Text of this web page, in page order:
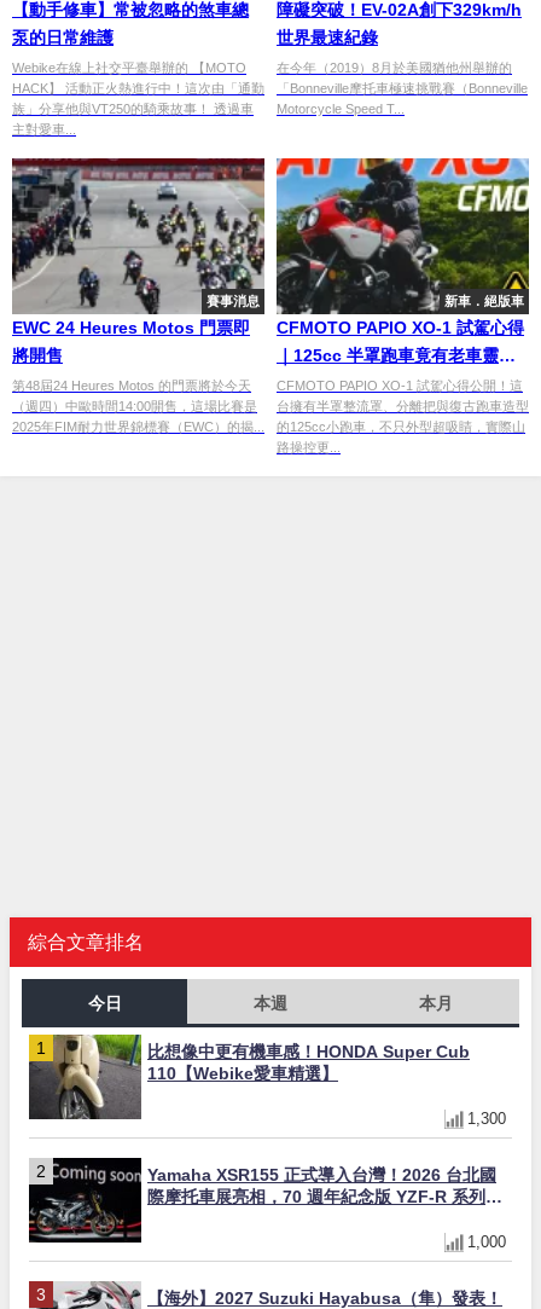
【動手修車】常被忽略的煞車總
泵的日常維護
Webike在線上社交平臺舉辦的 【MOTO
HACK】 活動正火熱進行中！這次由「通勤
族」分享他與VT250的騎乘故事！ 透過車
主對愛車...
障礙突破！EV-02A創下329km/h
世界最速紀錄
在今年（2019）8月於美國猶他州舉辦的
「Bonneville摩托車極速挑戰賽（Bonneville
Motorcycle Speed T...
賽事消息
EWC 24 Heures Motos 門票即
將開售
第48屆24 Heures Motos 的門票將於今天
（週四）中歐時間14:00開售，這場比賽是
2025年FIM耐力世界錦標賽（EWC）的揭...
新車．絕版車
CFMOTO PAPIO XO-1 試駕心得
｜125cc 半罩跑車竟有老車靈
魂？這台「熟男殺手」太危險
CFMOTO PAPIO XO-1 試駕心得公開！這
台擁有半罩整流罩、分離把與復古跑車造型
的125cc小跑車，不只外型超吸睛，實際山
路操控更...
綜合文章排名
今日 本週 本月
比想像中更有機車感！HONDA Super Cub
110【Webike愛車精選】
1,300
Yamaha XSR155 正式導入台灣！2026 台北國
際摩托車展亮相，70 週年紀念版 YZF-R 系列限
1,000
【海外】2027 Suzuki Hayabusa（隼）發表！